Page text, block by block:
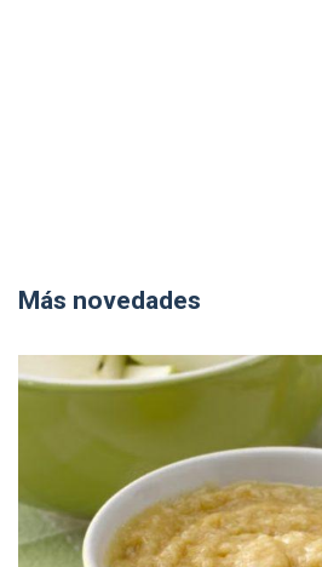
Más novedades